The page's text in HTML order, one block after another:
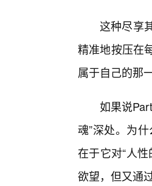
这种尽享
精准地按压在
属于自己的那
如果说
魂”深处。为
在于它对“人
欲望，但又通